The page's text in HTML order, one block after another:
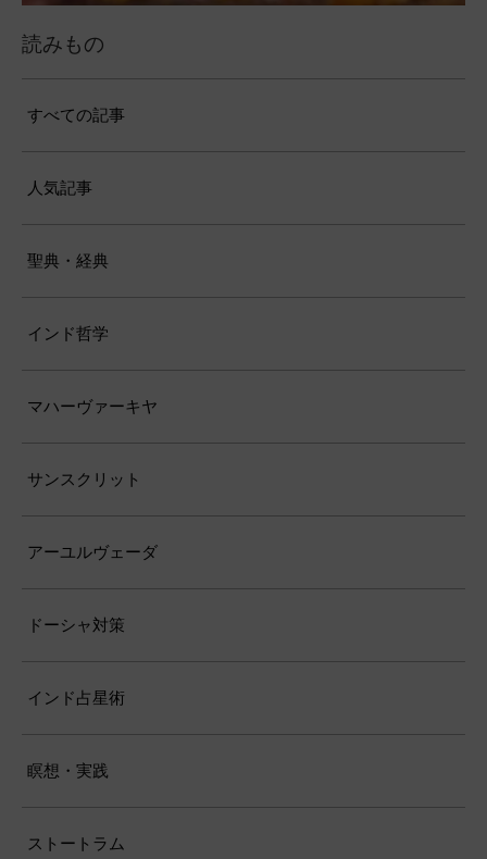
読みもの
すべての記事
人気記事
聖典・経典
インド哲学
マハーヴァーキヤ
サンスクリット
アーユルヴェーダ
ドーシャ対策
インド占星術
瞑想・実践
ストートラム